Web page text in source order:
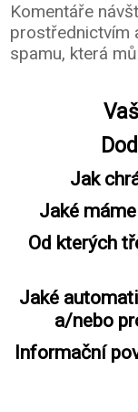
Komentáře
prostřednictvím
spamu, která
Jak
Jaké
Od kterých
Jaké
a/nebo
Informační